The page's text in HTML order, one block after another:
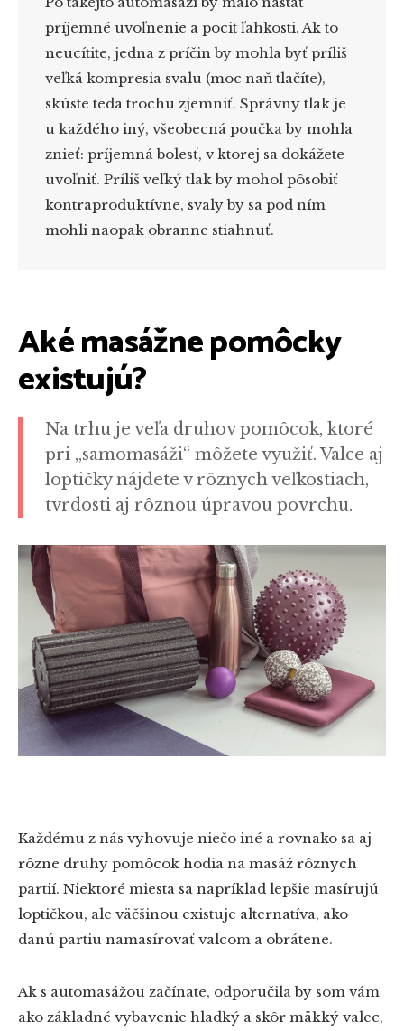
príjemné uvoľnenie a pocit ľahkosti. Ak to
neucítite, jedna z príčin by mohla byť príliš
veľká kompresia svalu (moc naň tlačíte),
skúste teda trochu zjemniť. Správny tlak je
u každého iný, všeobecná poučka by mohla
znieť: príjemná bolesť, v ktorej sa dokážete
uvoľniť. Príliš veľký tlak by mohol pôsobiť
kontraproduktívne, svaly by sa pod ním
mohli naopak obranne stiahnuť.
Aké masážne pomôcky
existujú?
Na trhu je veľa druhov pomôcok, ktoré
pri „samomasáži“ môžete využiť. Valce aj
loptičky nájdete v rôznych veľkostiach,
tvrdosti aj rôznou úpravou povrchu.
Každému z nás vyhovuje niečo iné a rovnako sa aj
rôzne druhy pomôcok hodia na masáž rôznych
partií. Niektoré miesta sa napríklad lepšie masírujú
loptičkou, ale väčšinou existuje alternatíva, ako
danú partiu namasírovať valcom a obrátene.
Ak s automasážou začínate, odporučila by som vám
ako základné vybavenie hladký a skôr mäkký valec,